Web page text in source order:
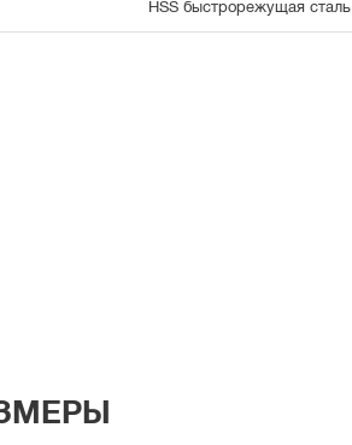
HSS быстрорежущая сталь